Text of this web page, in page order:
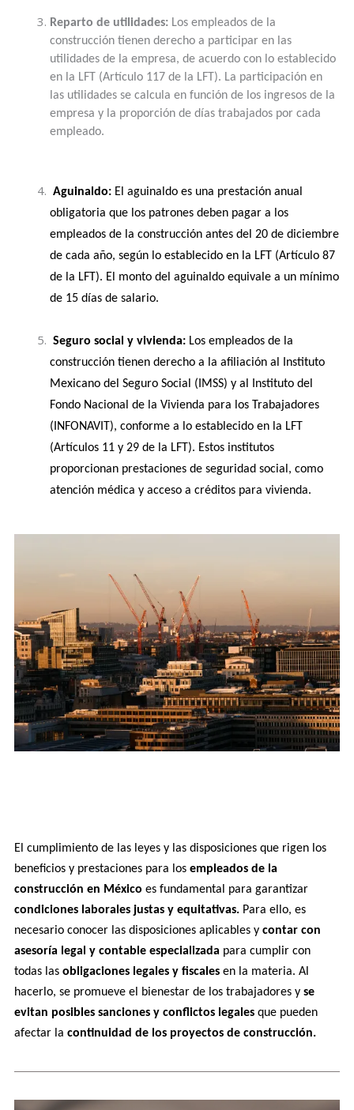
Reparto de utilidades: Los empleados de la
construcción tienen derecho a participar en las
utilidades de la empresa, de acuerdo con lo establecido
en la LFT (Artículo 117 de la LFT). La participación en
las utilidades se calcula en función de los ingresos de la
empresa y la proporción de días trabajados por cada
empleado.
Aguinaldo: El aguinaldo es una prestación anual
obligatoria que los patrones deben pagar a los
empleados de la construcción antes del 20 de diciembre
de cada año, según lo establecido en la LFT (Artículo 87
de la LFT). El monto del aguinaldo equivale a un mínimo
de 15 días de salario.
Seguro social y vivienda: Los empleados de la
construcción tienen derecho a la afiliación al Instituto
Mexicano del Seguro Social (IMSS) y al Instituto del
Fondo Nacional de la Vivienda para los Trabajadores
(INFONAVIT), conforme a lo establecido en la LFT
(Artículos 11 y 29 de la LFT). Estos institutos
proporcionan prestaciones de seguridad social, como
atención médica y acceso a créditos para vivienda.
El cumplimiento de las leyes y las disposiciones que rigen los
beneficios y prestaciones para los empleados de la
construcción en México
condiciones laborales justas y equitativas. Para ello, es
necesario conocer las disposiciones aplicables y contar con
asesoría legal y contable especializada para cumplir con
todas las obligaciones legales y fiscales en la materia. Al
hacerlo, se promueve el bienestar de los trabajadores y se
evitan posibles sanciones y conflictos legales que pueden
afectar la continuidad de los proyectos de construcción.